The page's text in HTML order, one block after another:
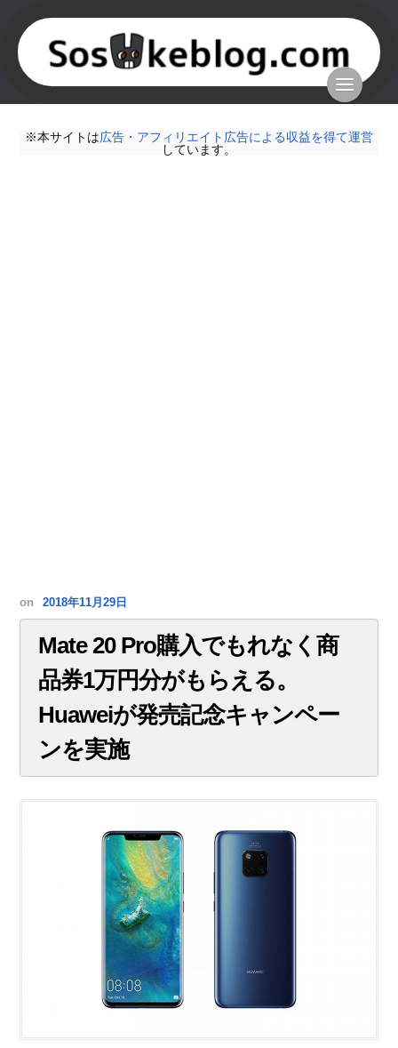
※本サイトは広告・アフィリエイト広告による収益を得て運営
しています。
on 2018年11月29日
Mate 20 Pro購入でもれなく商
品券1万円分がもらえる。
Huaweiが発売記念キャンペー
ンを実施